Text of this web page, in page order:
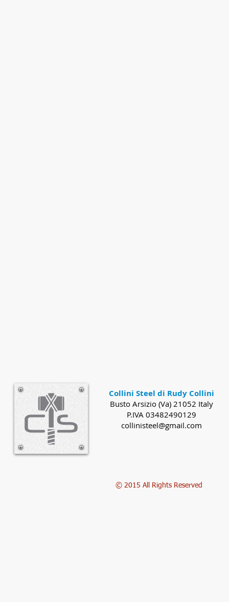
Collini Steel di Rudy Collini
Busto Arsizio (Va) 21052 Italy
P.IVA 03482490129
collinisteel@gmail.com
© 2015 All Rights Reserved